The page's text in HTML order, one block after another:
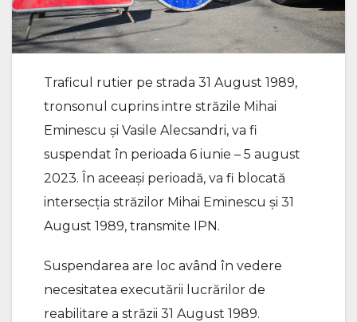
Traficul rutier pe strada 31 August 1989,
tronsonul cuprins intre străzile Mihai
Eminescu și Vasile Alecsandri, va fi
suspendat în perioada 6 iunie – 5 august
2023. În aceeași perioadă, va fi blocată
intersecția străzilor Mihai Eminescu și 31
August 1989, transmite IPN.
Suspendarea are loc având în vedere
necesitatea executării lucrărilor de
reabilitare a străzii 31 August 1989.